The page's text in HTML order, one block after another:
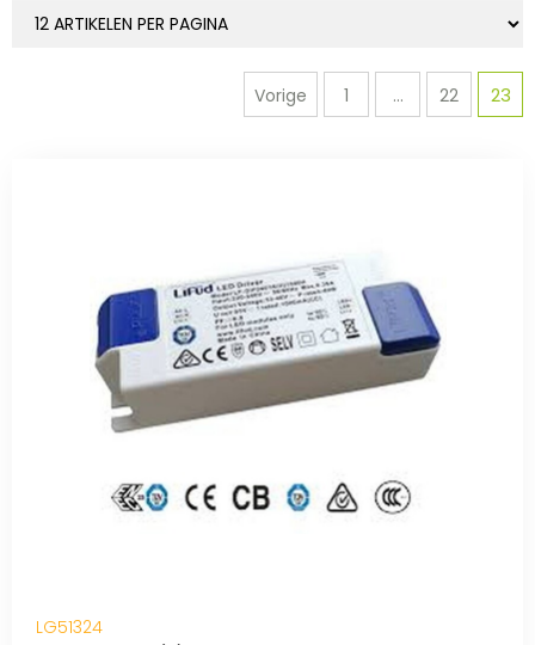
Vorige 1 ... 22 23
LG51324